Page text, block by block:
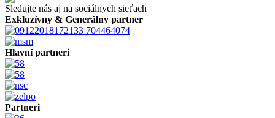
Sledujte nás aj na sociálnych sieťach
Exkluzívny & Generálny partner
Hlavní partneri
Partneri